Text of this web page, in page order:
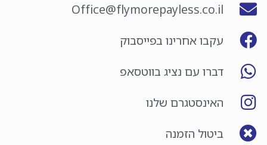
Office@flymorepayless.co.il
עקבו אחרינו בפייסבוק
דברו עם נציג בווטסאפ
האינסטגרם שלנו
ביטול הזמנה